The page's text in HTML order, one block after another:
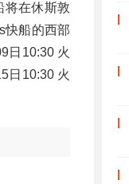
将在休斯敦
快船的西部
日10:30 火
日10:30 火